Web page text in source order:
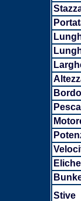
Stive